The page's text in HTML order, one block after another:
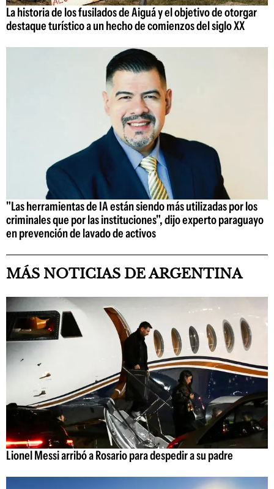
La historia de los fusilados de Aiguá y el objetivo de otorgar
destaque turístico a un hecho de comienzos del siglo XX
"Las herramientas de IA están siendo más utilizadas por los
criminales que por las instituciones", dijo experto paraguayo
en prevención de lavado de activos
MÁS NOTICIAS DE ARGENTINA
Lionel Messi arribó a Rosario para despedir a su padre